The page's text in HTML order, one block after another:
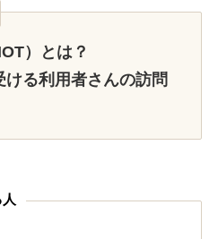
）とは？
る利用者さんの訪問